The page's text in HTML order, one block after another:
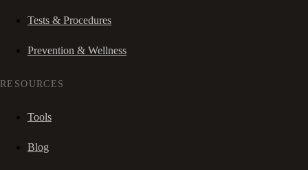
Tests & Procedures
Prevention & Wellness
RESOURCES
Tools
Blog